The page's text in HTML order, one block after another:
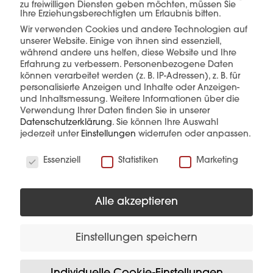
mehr erfahren
Diese Produkte könnten Sie auch
interessieren
zu freiwilligen Diensten geben möchten, müssen Sie
Ihre Erziehungsberechtigten um Erlaubnis bitten.
Wir verwenden Cookies und andere Technologien auf
unserer Website. Einige von ihnen sind essenziell,
während andere uns helfen, diese Website und Ihre
Erfahrung zu verbessern. Personenbezogene Daten
können verarbeitet werden (z. B. IP-Adressen), z. B. für
personalisierte Anzeigen und Inhalte oder Anzeigen-
und Inhaltsmessung. Weitere Informationen über die
Verwendung Ihrer Daten finden Sie in unserer
Datenschutzerklärung. Sie können Ihre Auswahl
jederzeit unter Einstellungen widerrufen oder anpassen.
Essenziell
Statistiken Marketing
Alle akzeptieren
Einstellungen speichern